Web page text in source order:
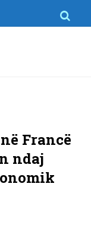
Francë
ndaj